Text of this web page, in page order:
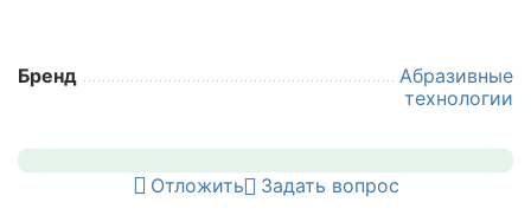
Бренд
Абразивные
технологии
Отложить Задать вопрос